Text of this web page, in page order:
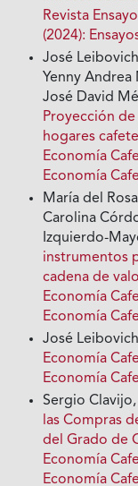
Revista
(2024):
José
Yenny
José David
Proyección
hogares
Economía
Economía
María del
Carolina
Izquierdo-
instrumentos
cadena de
Economía
Economía
José
Economía
Economía
Sergio
las Compras
del Grado de
Economía
Economía